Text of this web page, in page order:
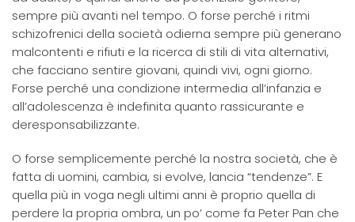
sempre più avanti nel tempo. O forse perché i ritmi
schizofrenici della società odierna sempre più generano
malcontenti e rifiuti e la ricerca di stili di vita alternativi,
che facciano sentire giovani, quindi vivi, ogni giorno.
Forse perché una condizione intermedia all’infanzia e
all’adolescenza è indefinita quanto rassicurante e
deresponsabilizzante.
O forse semplicemente perché la nostra società, che è
fatta di uomini, cambia, si evolve, lancia “tendenze”. E
quella più in voga negli ultimi anni è proprio quella di
perdere la propria ombra, un po’ come fa Peter Pan che